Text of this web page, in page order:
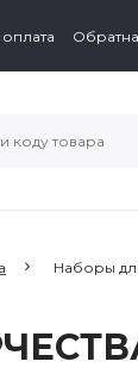
Наборы